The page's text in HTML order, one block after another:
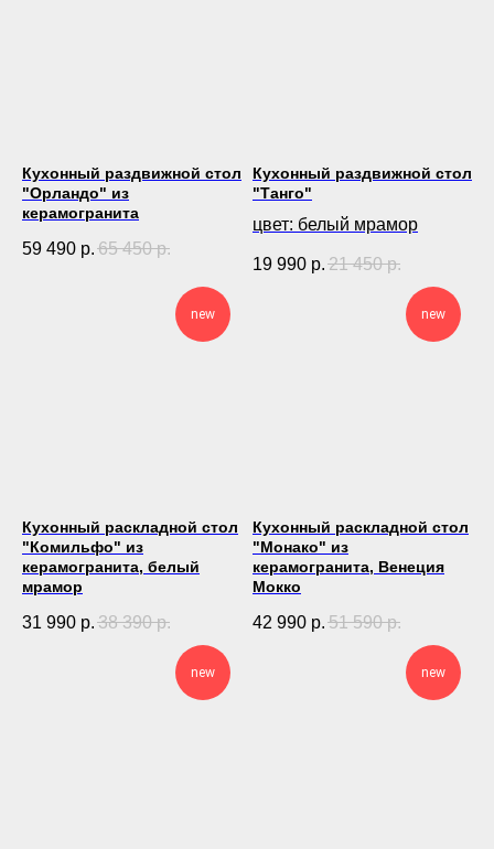
Кухонный раздвижной стол
"Орландо" из
керамогранита
59 490 р. 65 450 р.
Кухонный раздвижной стол
"Танго"
цвет: белый мрамор
19 990 р. 21 450 р.
new
Кухонный раскладной стол
"Комильфо" из
керамогранита, белый
мрамор
31 990 р. 38 390 р.
new
Кухонный раскладной стол
"Монако" из
керамогранита, Венеция
Мокко
42 990 р. 51 590 р.
new new